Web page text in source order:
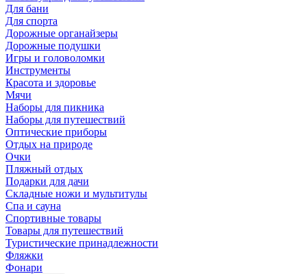
Для бани
Для спорта
Дорожные органайзеры
Дорожные подушки
Игры и головоломки
Инструменты
Красота и здоровье
Мячи
Наборы для пикника
Наборы для путешествий
Оптические приборы
Отдых на природе
Очки
Пляжный отдых
Подарки для дачи
Складные ножи и мультитулы
Спа и сауна
Спортивные товары
Товары для путешествий
Туристические принадлежности
Фляжки
Фонари